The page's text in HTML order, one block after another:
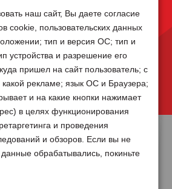
данных
персональных данных необходимо
почту
наш сайт, Вы даете согласие
cookie, пользовательских данных
тип и версия ОС; тип и
устройства и разрешение его
пришел на сайт пользователь; с
какой рекламе; язык ОС и Браузера;
и на какие кнопки нажимает
в целях функционирования
и проведения
и обзоров. Если вы не
обрабатывались, покиньте